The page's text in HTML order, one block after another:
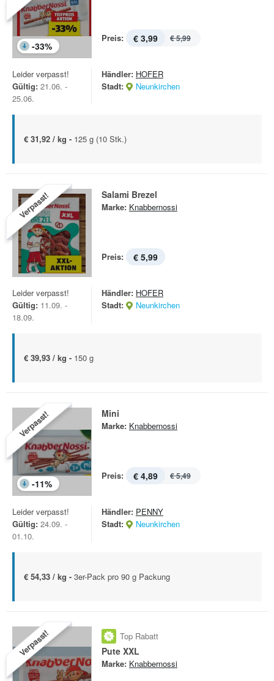
-33%
Preis: € 3,99 € 5,99
Leider verpasst!
Gültig: 21.06. -
25.06.
Händler: HOFER
Stadt:
Neunkirchen
€ 31,92 / kg - 125 g (10 Stk.)
Verpasst! Salami Brezel
Marke: Knabbernossi
Preis: € 5,99
Leider verpasst!
Gültig: 11.09. -
18.09.
Händler: HOFER
Stadt:
Neunkirchen
€ 39,93 / kg - 150 g
Verpasst!
-11%
Mini
Marke: Knabbernossi
Preis: € 4,89 € 5,49
Leider verpasst!
Gültig: 24.09. -
01.10.
Händler: PENNY
Stadt:
Neunkirchen
€ 54,33 / kg - 3er-Pack pro 90 g Packung
Verpasst! Top Rabatt
Pute XXL
Marke: Knabbernossi